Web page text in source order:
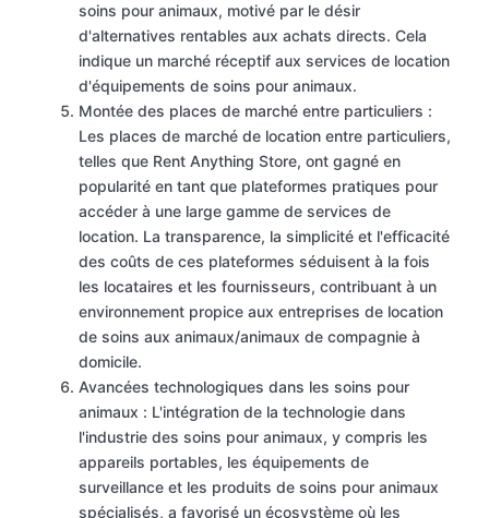
soins pour animaux, motivé par le désir
d'alternatives rentables aux achats directs. Cela
indique un marché réceptif aux services de location
d'équipements de soins pour animaux.
Montée des places de marché entre particuliers :
Les places de marché de location entre particuliers,
telles que Rent Anything Store, ont gagné en
popularité en tant que plateformes pratiques pour
accéder à une large gamme de services de
location. La transparence, la simplicité et l'efficacité
des coûts de ces plateformes séduisent à la fois
les locataires et les fournisseurs, contribuant à un
environnement propice aux entreprises de location
de soins aux animaux/animaux de compagnie à
domicile.
Avancées technologiques dans les soins pour
animaux : L'intégration de la technologie dans
l'industrie des soins pour animaux, y compris les
appareils portables, les équipements de
surveillance et les produits de soins pour animaux
spécialisés, a favorisé un écosystème où les